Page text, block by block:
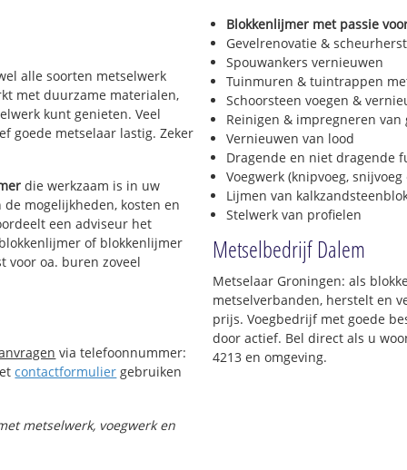
alle soorten metselwerk
met duurzame materialen,
kunt genieten. Veel
goede metselaar lastig. Zeker
die werkzaam is in uw
mogelijkheden, kosten en
een adviseur het
of blokkenlijmer
voor oa. buren zoveel
via telefoonnummer:
contactformulier gebruiken
metselwerk, voegwerk en
Blokkenlijmer met passie
Gevelrenovatie &
Spouwankers vernieuwen
Tuinmuren & tuintrappen
Schoorsteen voegen &
Reinigen & impregneren van
Vernieuwen van lood
Dragende en niet dragende
Voegwerk (knipvoeg, snijvoeg
Lijmen van
Stelwerk van profielen
Metselbedrijf Dalem
Metselaar Groningen: als
metselverbanden, herstelt en
prijs. Voegbedrijf met goede
door actief. Bel direct als u
4213 en omgeving.